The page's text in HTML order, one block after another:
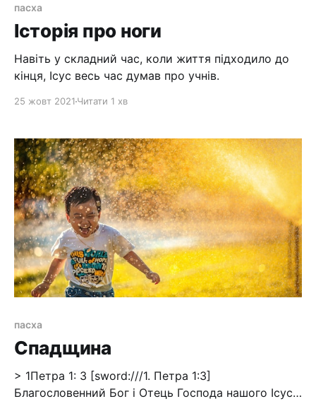
пасха
Історія про ноги
Навіть у складний час, коли життя підходило до
кінця, Ісус весь час думав про учнів.‌
25 жовт 2021 Читати 1 хв
пасха
Спадщина
> 1Петра 1: 3 [sword:///1. Петра 1:3]
Благословенний Бог і Отець Господа нашого Ісуса